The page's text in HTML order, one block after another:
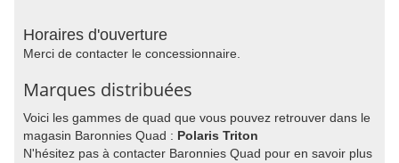
Horaires d'ouverture
Merci de contacter le concessionnaire.
Marques distribuées
Voici les gammes de quad que vous pouvez retrouver dans le
magasin Baronnies Quad : Polaris Triton
N'hésitez pas à contacter Baronnies Quad pour en savoir plus